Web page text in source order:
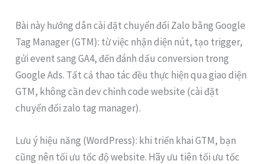
Bài này hướng dẫn cài đặt chuyển đổi Zalo bằng Google
Tag Manager (GTM): từ việc nhận diện nút, tạo trigger,
gửi event sang GA4, đến đánh dấu conversion trong
Google Ads. Tất cả thao tác đều thực hiện qua giao diện
GTM, không cần dev chỉnh code website (cài đặt
chuyển đổi zalo tag manager).
Lưu ý hiệu năng (WordPress): khi triển khai GTM, bạn
cũng nên tối ưu tốc độ website. Hãy ưu tiên tối ưu tốc